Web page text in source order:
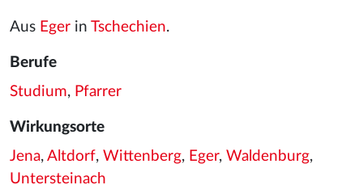
Aus Eger in Tschechien.
Berufe
Studium, Pfarrer
Wirkungsorte
Jena, Altdorf, Wittenberg, Eger, Waldenburg,
Untersteinach